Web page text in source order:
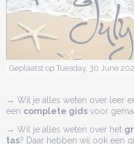
Geplaatst op Tuesday, 30 June
→ Wil je alles weten over leer
een complete gids voor
→ Wil je alles weten over het
tas? Daar hebben wij ook een